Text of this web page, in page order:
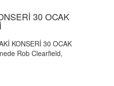
30 OCAK
KONSERİ 30 OCAK
Rob Clearfield,